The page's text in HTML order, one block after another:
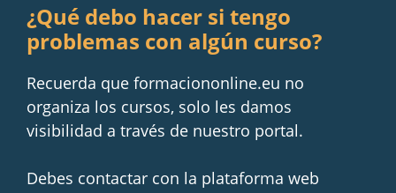
¿Qué debo hacer si tengo
problemas con algún curso?
Recuerda que formaciononline.eu no
organiza los cursos, solo les damos
visibilidad a través de nuestro portal.
Debes contactar con la plataforma web